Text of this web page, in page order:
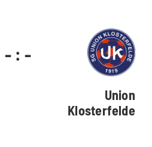
- : -
Union
Klosterfelde